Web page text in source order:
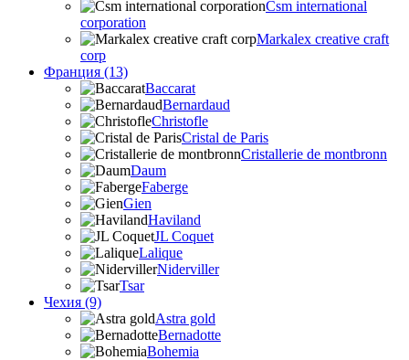
Csm international
corporation
Markalex creative craft
corp
Франция (13)
Baccarat
Bernardaud
Christofle
Cristal de Paris
Cristallerie de montbronn
Daum
Faberge
Gien
Haviland
JL Coquet
Lalique
Niderviller
Tsar
Чехия (9)
Astra gold
Bernadotte
Bohemia